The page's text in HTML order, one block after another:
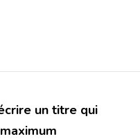
un titre qui